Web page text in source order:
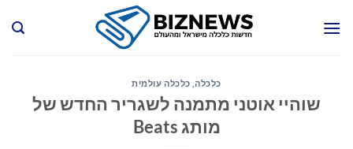
כלכלה, כלכלה עולמית
שוהיי אוטני מתמנה לשגריר החדש של
מותג Beats